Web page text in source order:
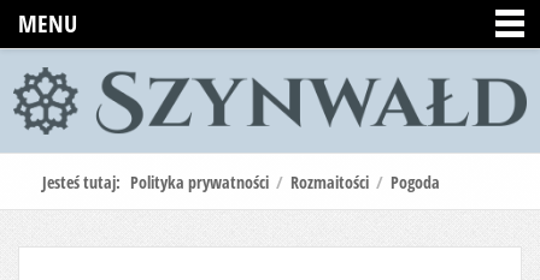
MENU
Jesteś tutaj: Polityka prywatności / Rozmaitości / Pogoda